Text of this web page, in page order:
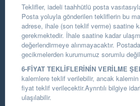
Teklifler, iadeli taahhütlü posta
Posta yoluyla gönderilen tekliflerin bu
adrese, ihale (son teklif verme) saatine
gerekmektedir. İhale saatine kadar
değerlendirmeye alınmayacaktır.
gecikmelerden kurumumuz sorumlu
6-FİYAT TEKLİFLERİNİN VERİLME
kalemlere teklif verilebilir, ancak kalemin
fiyat teklif verilecektir.Ayrıntılı bilgiye
ulaşılabilir.